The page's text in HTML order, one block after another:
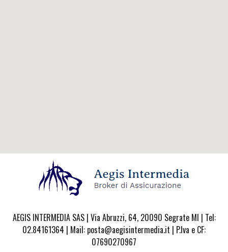
AEGIS INTERMEDIA SAS | Via Abruzzi, 64, 20090 Segrate MI | Tel:
02.84161364 | Mail: posta@aegisintermedia.it | P.Iva e CF:
07690270967